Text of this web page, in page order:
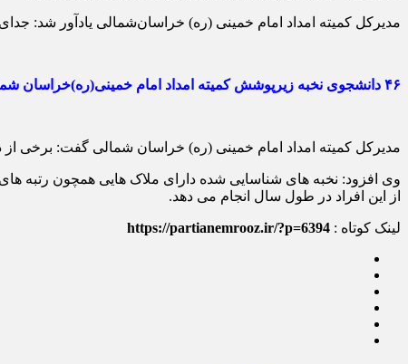
مدیرکل کمیته امداد امام خمینی (ره) خراسان‌شمالی یادآور شد: جدای از دانشجویان زیر پوشش، حدود ۱۵ هزار
۴۶ دانشجوی نخبه زیرپوشش کمیته امداد امام خمینی(ره)خراسان
مدیرکل کمیته امداد امام خمینی (ره) خراسان شمالی گفت: برخی از دانشجویان
وی افزود: نخبه های شناسایی شده دارای ملاک هایی همچون رتبه های
از این افراد در طول سال انجام می دهد.
لینک کوتاه : https://partianemrooz.ir/?p=6394